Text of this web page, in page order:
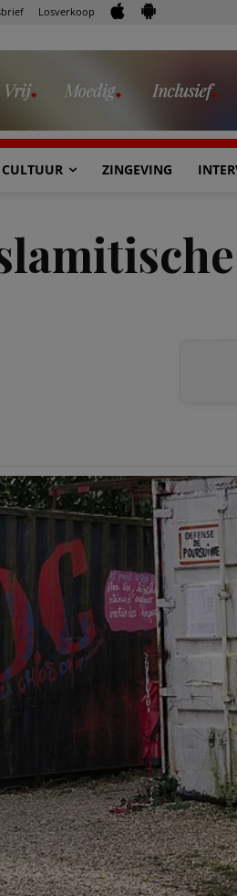
Losverkoop
ZINGEVING